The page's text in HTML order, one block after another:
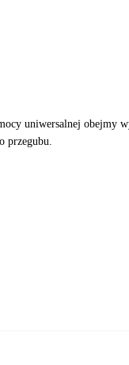
uniwersalnej obejmy
przegubu.